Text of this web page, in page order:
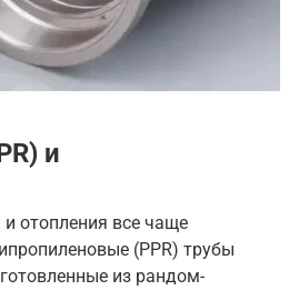
и
отопления все чаще
(PPR) трубы
из рандом-